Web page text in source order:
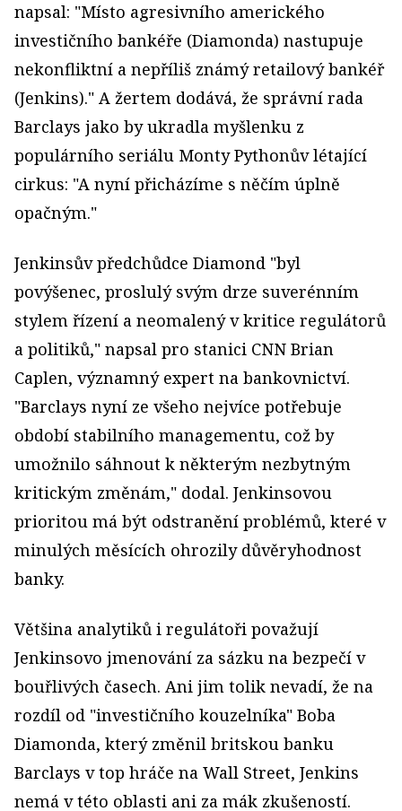
napsal: "Místo agresivního amerického
investičního bankéře (Diamonda) nastupuje
nekonfliktní a nepříliš známý retailový bankéř
(Jenkins)." A žertem dodává, že správní rada
Barclays jako by ukradla myšlenku z
populárního seriálu Monty Pythonův létající
cirkus: "A nyní přicházíme s něčím úplně
opačným."
Jenkinsův předchůdce Diamond "byl
povýšenec, proslulý svým drze suverénním
stylem řízení a neomalený v kritice regulátorů
a politiků," napsal pro stanici CNN Brian
Caplen, významný expert na bankovnictví.
"Barclays nyní ze všeho nejvíce potřebuje
období stabilního managementu, což by
umožnilo sáhnout k některým nezbytným
kritickým změnám," dodal. Jenkinsovou
prioritou má být odstranění problémů, které v
minulých měsících ohrozily důvěryhodnost
banky.
Většina analytiků i regulátoři považují
Jenkinsovo jmenování za sázku na bezpečí v
bouřlivých časech. Ani jim tolik nevadí, že na
rozdíl od "investičního kouzelníka" Boba
Diamonda, který změnil britskou banku
Barclays v top hráče na Wall Street, Jenkins
nemá v této oblasti ani za mák zkušeností.